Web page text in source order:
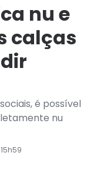
nu e
calças
é possível
nu